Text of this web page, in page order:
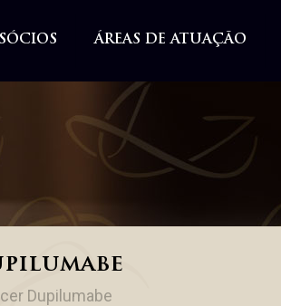
SÓCIOS ÁREAS DE ATUAÇÃO
Dupilumabe